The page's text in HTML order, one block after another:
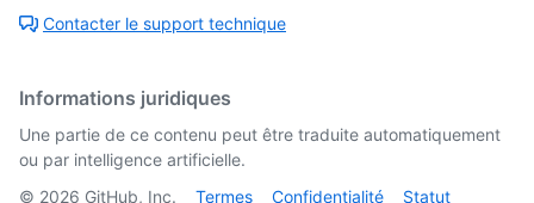
Contacter le support technique
Informations juridiques
Une partie de ce contenu peut être traduite automatiquement
ou par intelligence artificielle.
© 2026 GitHub, Inc. Termes Confidentialité Statut